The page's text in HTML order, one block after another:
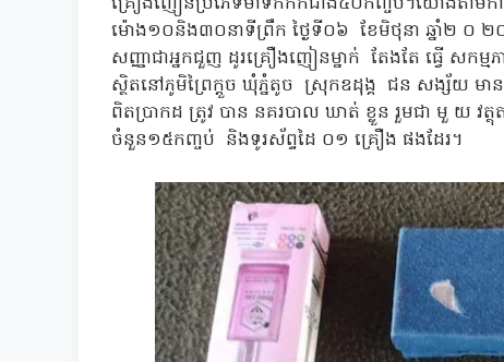
ម៉ោង១០និង៣០នាទីព្រឹក ថ្ងៃទី០៦ ខែមិថុនា ឆ្នាំ២ ០
សញ្ញាជាអ្នកជួញ ដូរគ្រឿងញៀនម្នាក់ តែងតែ ធ្វើ សកម្
ស្ថិតនៅភូមិព្រៃក្តួច ឃុំភ្នំតូច ស្រុកឧដុង្គ ជន សង្ស័យ ម
ពិតប្រាកដ ត្រូវ បាន នគរបាល ឃាត់ ខ្លួន រួមជា មួ យ
ចំនួន១៥កញ្ចប់ និងទូរស័ព្ទដៃ ០១ គ្រឿង ផងដែរ។